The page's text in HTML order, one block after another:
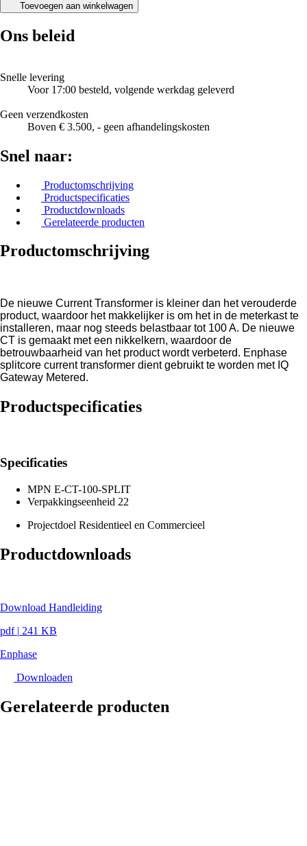
Toevoegen aan winkelwagen
Ons beleid
Snelle levering
Voor 17:00 besteld, volgende werkdag geleverd
Geen verzendkosten
Boven € 3.500, - geen afhandelingskosten
Snel naar:
Productomschrijving
Productspecificaties
Productdownloads
Gerelateerde producten
Productomschrijving
De nieuwe Current Transformer is kleiner dan het verouderde
product, waardoor het makkelijker is om het in de meterkast te
installeren, maar nog steeds belastbaar tot 100 A. De nieuwe
CT is gemaakt met een nikkelkern, waardoor de
betrouwbaarheid van het product wordt verbeterd. Enphase
splitcore current transformer dient gebruikt te worden met IQ
Gateway Metered.
Productspecificaties
Specificaties
MPN E-CT-100-SPLIT
Verpakkingseenheid 22
Projectdoel Residentieel en Commercieel
Productdownloads
Download Handleiding
pdf | 241 KB
Enphase
Downloaden
Gerelateerde producten